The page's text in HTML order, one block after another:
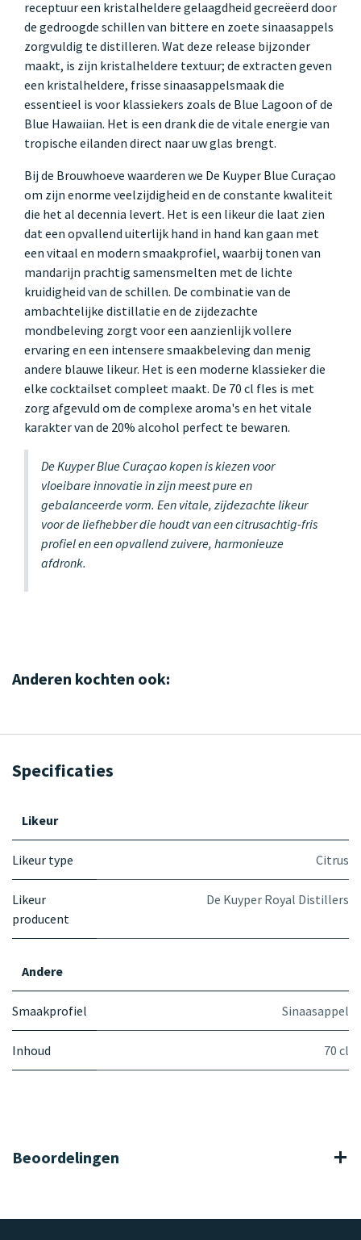
receptuur een kristalheldere gelaagdheid gecreëerd door
de gedroogde schillen van bittere en zoete sinaasappels
zorgvuldig te distilleren. Wat deze release bijzonder
maakt, is zijn kristalheldere textuur; de extracten geven
een kristalheldere, frisse sinaasappelsmaak die
essentieel is voor klassiekers zoals de Blue Lagoon of de
Blue Hawaiian. Het is een drank die de vitale energie van
tropische eilanden direct naar uw glas brengt.
Bij de Brouwhoeve waarderen we De Kuyper Blue Curaçao
om zijn enorme veelzijdigheid en de constante kwaliteit
die het al decennia levert. Het is een likeur die laat zien
dat een opvallend uiterlijk hand in hand kan gaan met
een vitaal en modern smaakprofiel, waarbij tonen van
mandarijn prachtig samensmelten met de lichte
kruidigheid van de schillen. De combinatie van de
ambachtelijke distillatie en de zijdezachte
mondbeleving zorgt voor een aanzienlijk vollere
ervaring en een intensere smaakbeleving dan menig
andere blauwe likeur. Het is een moderne klassieker die
elke cocktailset compleet maakt. De 70 cl fles is met
zorg afgevuld om de complexe aroma's en het vitale
karakter van de 20% alcohol perfect te bewaren.
De Kuyper Blue Curaçao kopen is kiezen voor
vloeibare innovatie in zijn meest pure en
gebalanceerde vorm. Een vitale, zijdezachte likeur
voor de liefhebber die houdt van een citrusachtig-fris
profiel en een opvallend zuivere, harmonieuze
afdronk.
Anderen kochten ook:
Specificaties
Likeur
Likeur type Citrus
Likeur
producent
De Kuyper Royal Distillers
Andere
Smaakprofiel Sinaasappel
Inhoud 70 cl
Beoordelingen